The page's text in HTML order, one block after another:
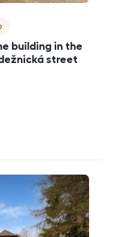
building in the
street